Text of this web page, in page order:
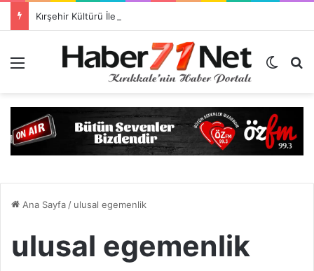
Dış
Ana Sayfa/ ulusal egemenlik
ulusal egemenlik